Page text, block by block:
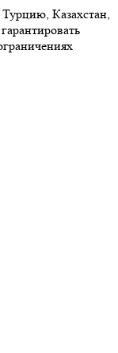
Казахстан,